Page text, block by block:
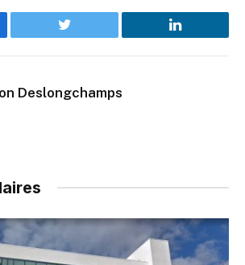
Twitter LinkedIn
Deslongchamps